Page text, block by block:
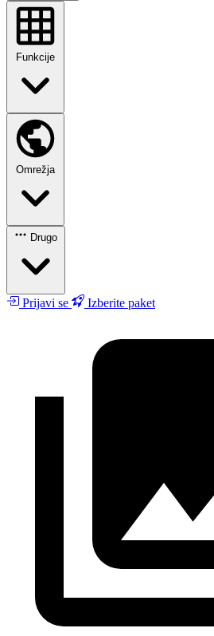
Funkcije
Omrežja
Drugo
Prijavi se Izberite paket